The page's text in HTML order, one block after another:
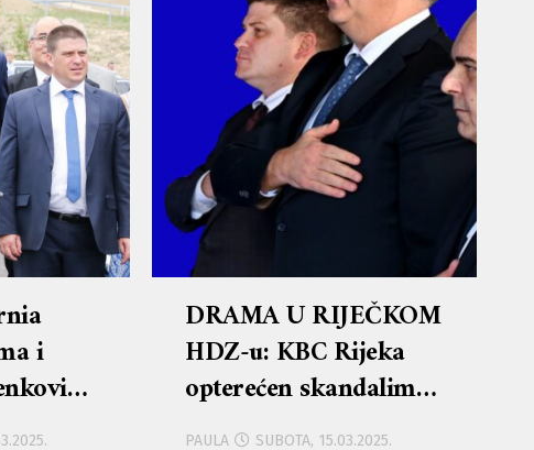
i
DRAMA U RIJEČKOM
HDZ-u: KBC Rijeka
opterećen skandalima,
a ravnatelja Alena
PAULA SUBOTA, 15.03.2025.